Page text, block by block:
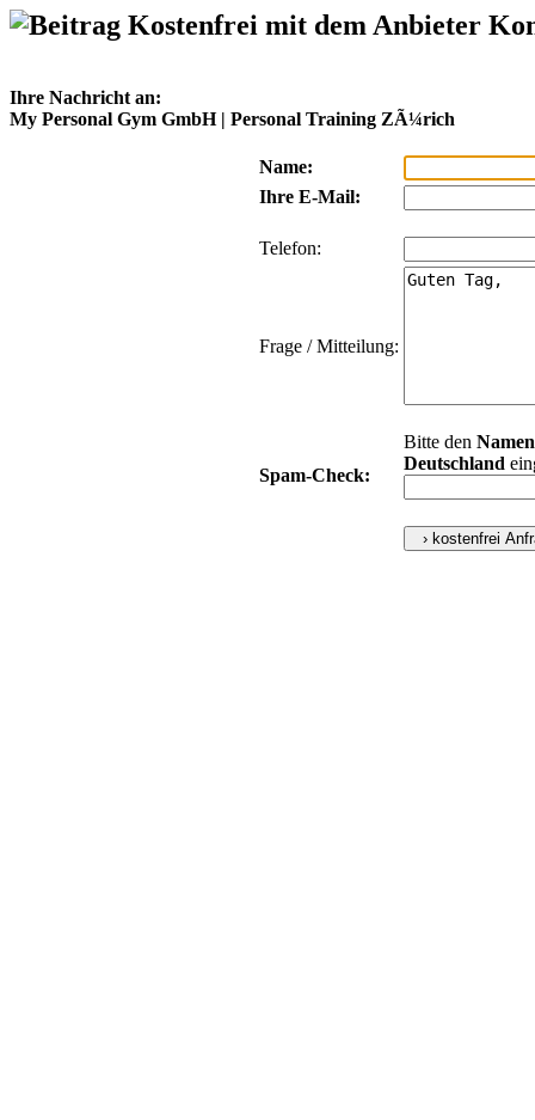
Kostenfrei mit dem Anbieter
Ihre Nachricht an:
My Personal Gym GmbH | Personal Training ZÃ¼rich
Name:
Ihre E-Mail:
Telefon:
Frage / Mitteilung:
Spam-Check:
Bitte den Namen
Deutschland